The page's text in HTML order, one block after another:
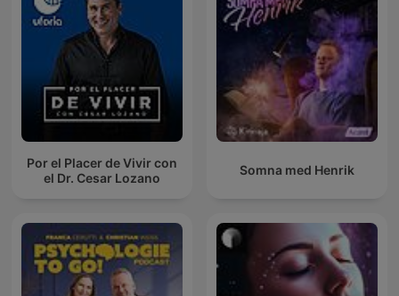
Por el Placer de Vivir con
el Dr. Cesar Lozano
Somna med Henrik